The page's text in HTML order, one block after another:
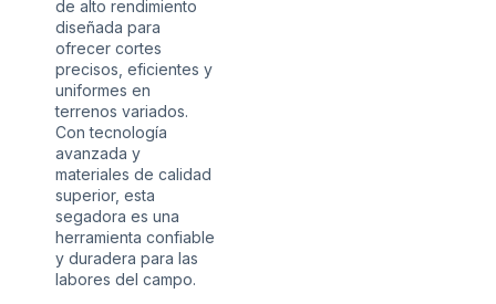
de alto rendimiento
diseñada para
ofrecer cortes
precisos, eficientes y
uniformes en
terrenos variados.
Con tecnología
avanzada y
materiales de calidad
superior, esta
segadora es una
herramienta confiable
y duradera para las
labores del campo.